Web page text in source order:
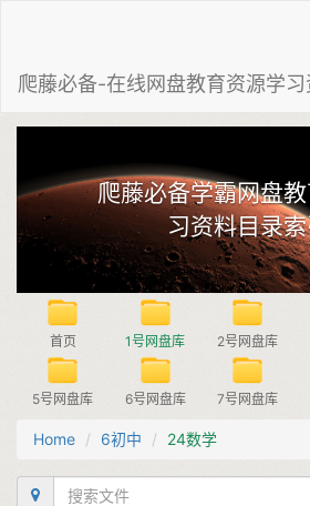
爬藤必备-在线网盘教育资源学习
爬藤必备学霸网盘
习资料目录
首页 1号网盘库 2号网盘库
5号网盘库 6号网盘库 7号网盘库
Home 6初中 24数学